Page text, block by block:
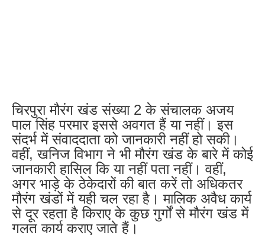
चिरपुरा मौरंग खंड संख्या 2 के संचालक अजय
पाल सिंह परमार इससे अवगत हैं या नहीं। इस
संदर्भ में संवाददाता को जानकारी नहीं हो सकी।
वहीं, खनिज विभाग ने भी मौरंग खंड के बारे में कोई
जानकारी हासिल कि या नहीं पता नहीं। वहीं,
अगर भाड़े के ठेकेदारों की बात करें तो अधिकतर
मौरंग खंडों में यही चल रहा है। मालिक अवैध कार्य
से दूर रहता है किराए के कुछ गुर्गों से मौरंग खंड में
गलत कार्य कराए जाते हैं।